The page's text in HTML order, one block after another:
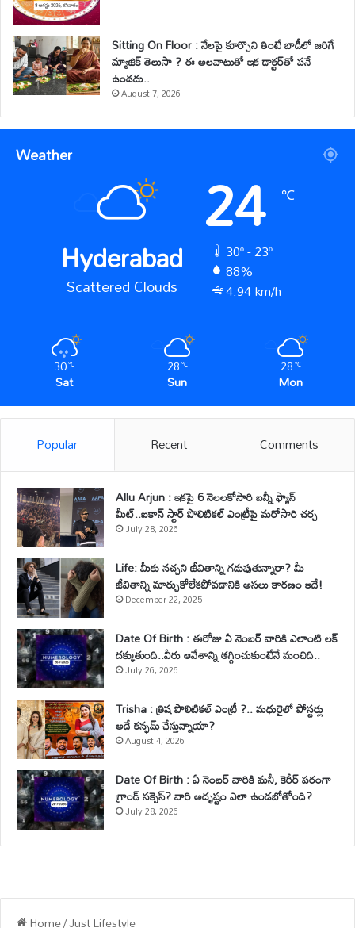
Sitting On Floor : నేలపై కూర్చొని తింటే బాడీలో జరిగే
మ్యాజిక్ తెలుసా ? ఈ అలవాటుతో ఇక డాక్టర్‌తో పనే
ఉండదు..
August 7, 2026
Weather
Hyderabad
Scattered Clouds
24 ℃
30º - 23º
88%
4.94 km/h
30℃
Sat
28℃
Sun
28℃
Mon
Popular Recent Comments
Allu Arjun : ఇకపై 6 నెలలకోసారి బన్నీ ఫ్యాన్
మీట్..ఐకాన్ స్టార్ పొలిటికల్ ఎంట్రీపై మరోసారి చర్చ
July 28, 2026
Life: మీకు నచ్చని జీవితాన్ని గడుపుతున్నారా? మీ
జీవితాన్ని మార్చుకోలేకపోవడానికి అసలు కారణం ఇదే!
December 22, 2025
Date Of Birth : ఈరోజు ఏ నెంబర్ వారికి ఎలాంటి లక్
దక్కుతుంది..వీరు ఆవేశాన్ని తగ్గించుకుంటేనే మంచిది..
July 26, 2026
Trisha : త్రిష పొలిటికల్ ఎంట్రీ ?.. మధురైలో పోస్టర్లు
అదే కన్ఫమ్ చేస్తున్నాయా?
August 4, 2026
Date Of Birth : ఏ నెంబర్ వారికి మనీ, కెరీర్ పరంగా
గ్రాండ్ సక్సెస్? వారి అదృష్టం ఎలా ఉండబోతోంది?
July 28, 2026